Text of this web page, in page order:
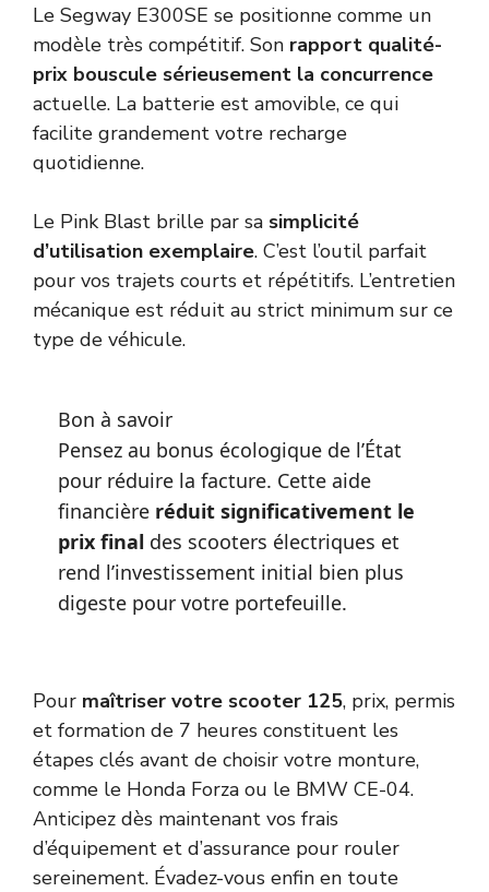
Le Segway E300SE se positionne comme un
modèle très compétitif. Son rapport qualité-
prix bouscule sérieusement la concurrence
actuelle. La batterie est amovible, ce qui
facilite grandement votre recharge
quotidienne.
Le Pink Blast brille par sa simplicité
d’utilisation exemplaire. C’est l’outil parfait
pour vos trajets courts et répétitifs. L’entretien
mécanique est réduit au strict minimum sur ce
type de véhicule.
Bon à savoir
Pensez au bonus écologique de l’État
pour réduire la facture. Cette aide
financière réduit significativement le
prix final des scooters électriques et
rend l’investissement initial bien plus
digeste pour votre portefeuille.
Pour maîtriser votre scooter 125, prix, permis
et formation de 7 heures constituent les
étapes clés avant de choisir votre monture,
comme le Honda Forza ou le BMW CE-04.
Anticipez dès maintenant vos frais
d’équipement et d’assurance pour rouler
sereinement. Évadez-vous enfin en toute